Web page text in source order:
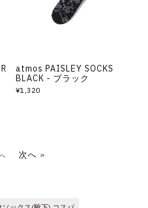
atmos PAISLEY SOCKS
BLACK - ブラック
¥1,320
次へ »